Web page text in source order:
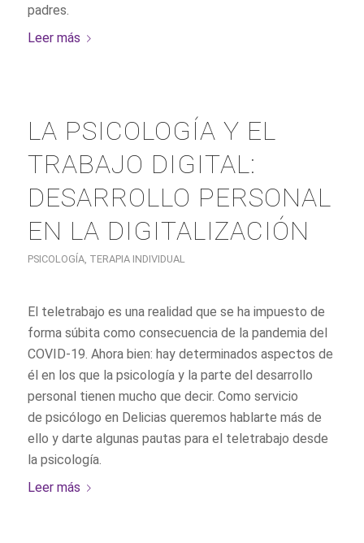
padres.
Leer más
LA PSICOLOGÍA Y EL
TRABAJO DIGITAL:
DESARROLLO PERSONAL
EN LA DIGITALIZACIÓN
PSICOLOGÍA, TERAPIA INDIVIDUAL
El teletrabajo es una realidad que se ha impuesto de
forma súbita como consecuencia de la pandemia del
COVID-19. Ahora bien: hay determinados aspectos de
él en los que la psicología y la parte del desarrollo
personal tienen mucho que decir. Como servicio
de psicólogo en Delicias queremos hablarte más de
ello y darte algunas pautas para el teletrabajo desde
la psicología.
Leer más